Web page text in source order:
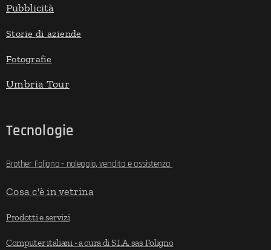
Pubblicità
Storie di aziende
Fotografie
Umbria Tour
Tecnologie
Brother Foligno - noleggio, vendita e assistenza
Cosa c'è in vetrina
Prodotti e servizi
Computer italiani - a cura di S.I.A. sas Foligno